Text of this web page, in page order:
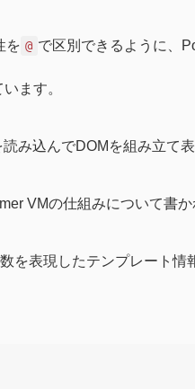
を @ で区別できるように、
ます。
み込んでDOMを組み立て
VMの仕組みについて書
を表現したテンプレート情